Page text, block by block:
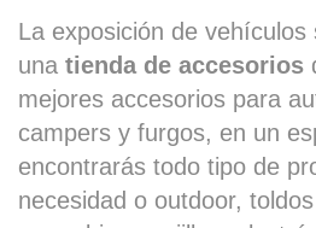
La exposición de vehículos
una tienda de accesorios
mejores accesorios para
campers y furgos, en un
encontrarás todo tipo de
necesidad o outdoor,